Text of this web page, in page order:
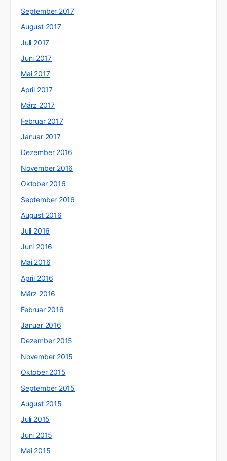
September 2017
August 2017
Juli 2017
Juni 2017
Mai 2017
April 2017
März 2017
Februar 2017
Januar 2017
Dezember 2016
November 2016
Oktober 2016
September 2016
August 2016
Juli 2016
Juni 2016
Mai 2016
April 2016
März 2016
Februar 2016
Januar 2016
Dezember 2015
November 2015
Oktober 2015
September 2015
August 2015
Juli 2015
Juni 2015
Mai 2015